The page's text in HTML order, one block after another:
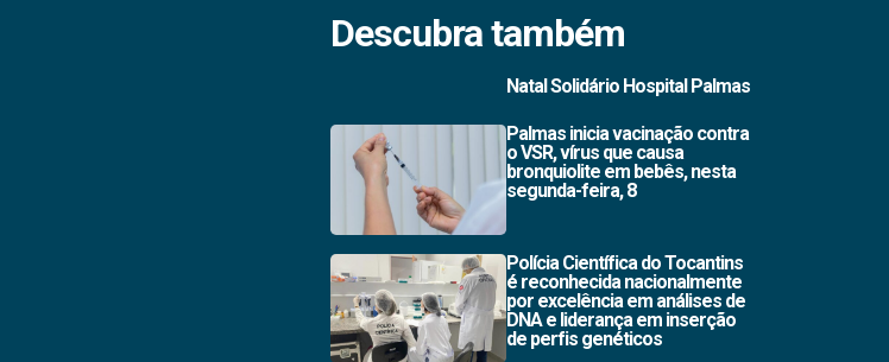
Descubra também
Natal Solidário Hospital Palmas
Palmas inicia vacinação contra
o VSR, vírus que causa
bronquiolite em bebês, nesta
segunda-feira, 8
Polícia Científica do Tocantins
é reconhecida nacionalmente
por excelência em análises de
DNA e liderança em inserção
de perfis genéticos